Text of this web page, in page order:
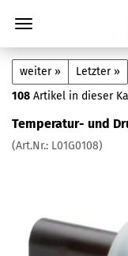
weiter »
Letzter »
108 Artikel in dieser
Temperatur- und
(Art.Nr.: L01G0108)